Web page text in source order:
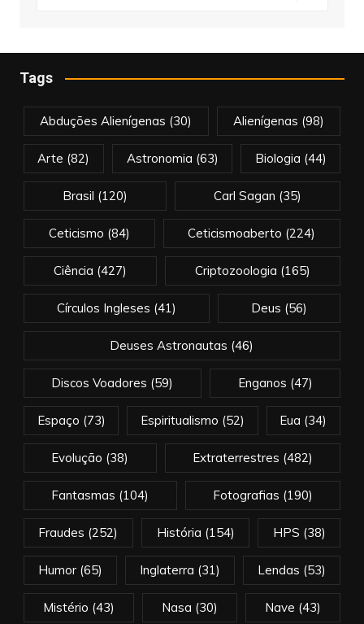
Tags
Abduções Alienígenas (30) Alienígenas (98)
Arte (82) Astronomia (63) Biologia (44)
Brasil (120) Carl Sagan (35)
Ceticismo (84) Ceticismoaberto (224)
Ciência (427) Criptozoologia (165)
Círculos Ingleses (41) Deus (56)
Deuses Astronautas (46)
Discos Voadores (59) Enganos (47)
Espaço (73) Espiritualismo (52) Eua (34)
Evolução (38) Extraterrestres (482)
Fantasmas (104) Fotografias (190)
Fraudes (252) História (154) HPS (38)
Humor(65) Inglaterra (31) Lendas (53)
Mistério (43) Nasa (30) Nave (43)